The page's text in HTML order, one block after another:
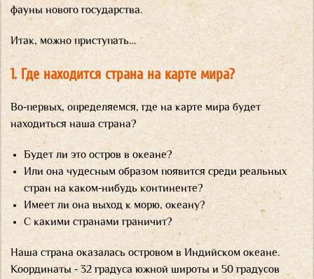
фауны нового государства.
Итак, можно приступать…
1. Где находится страна на карте мира?
Во-первых, определяемся, где на карте мира будет
находиться наша страна?
Будет ли это остров в океане?
Или она чудесным образом появится среди реальных
стран на каком-нибудь континенте?
Имеет ли она выход к морю, океану?
С какими странами граничит?
Наша страна оказалась островом в Индийском океане.
Координаты - 32 градуса южной широты и 50 градусов